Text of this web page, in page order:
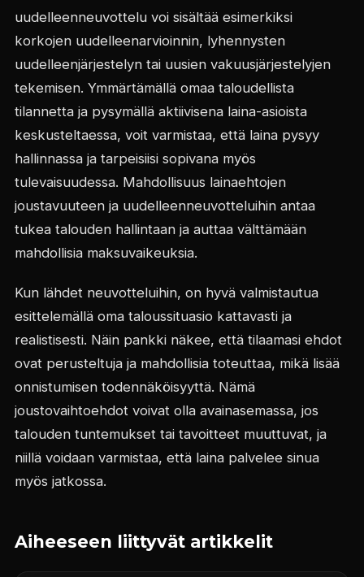
uudelleenneuvottelu voi sisältää esimerkiksi
korkojen uudelleenarvioinnin, lyhennysten
uudelleenjärjestelyn tai uusien vakuusjärjestelyjen
tekemisen. Ymmärtämällä omaa taloudellista
tilannetta ja pysymällä aktiivisena laina-asioista
keskusteltaessa, voit varmistaa, että laina pysyy
hallinnassa ja tarpeisiisi sopivana myös
tulevaisuudessa. Mahdollisuus lainaehtojen
joustavuuteen ja uudelleenneuvotteluihin antaa
tukea talouden hallintaan ja auttaa välttämään
mahdollisia maksuvaikeuksia.
Kun lähdet neuvotteluihin, on hyvä valmistautua
esittelemällä oma taloussituasio kattavasti ja
realistisesti. Näin pankki näkee, että tilaamasi ehdot
ovat perusteltuja ja mahdollisia toteuttaa, mikä lisää
onnistumisen todennäköisyyttä. Nämä
joustovaihtoehdot voivat olla avainasemassa, jos
talouden tuntemukset tai tavoitteet muuttuvat, ja
niillä voidaan varmistaa, että laina palvelee sinua
myös jatkossa.
Aiheeseen liittyvät artikkelit